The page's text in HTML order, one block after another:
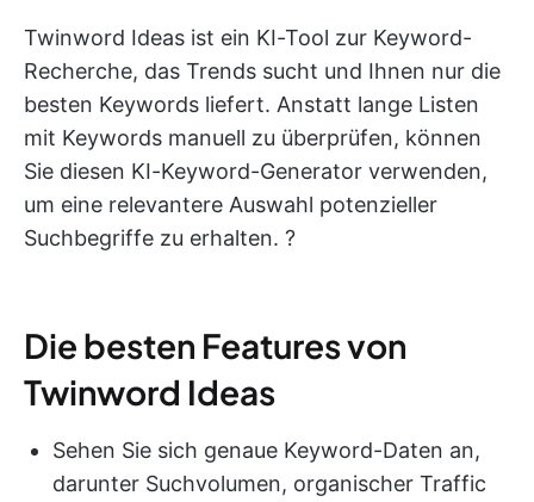
Twinword Ideas ist ein KI-Tool zur Keyword-
Recherche, das Trends sucht und Ihnen nur die
besten Keywords liefert. Anstatt lange Listen
mit Keywords manuell zu überprüfen, können
Sie diesen KI-Keyword-Generator verwenden,
um eine relevantere Auswahl potenzieller
Suchbegriffe zu erhalten. ?
Die besten Features von
Twinword Ideas
Sehen Sie sich genaue Keyword-Daten an,
darunter Suchvolumen, organischer Traffic